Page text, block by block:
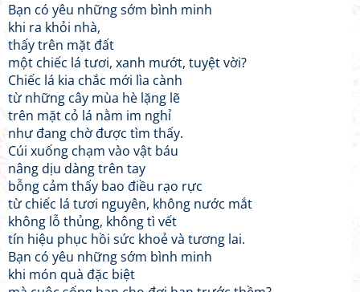
Bạn có yêu những sớm bình minh
khi ra khỏi nhà,
thấy trên mặt đất
một chiếc lá tươi, xanh mướt, tuyệt vời?
Chiếc lá kia chắc mới lìa cành
từ những cây mùa hè lặng lẽ
trên mặt cỏ lá nằm im nghỉ
như đang chờ được tìm thấy.
Cúi xuống chạm vào vật báu
nâng dịu dàng trên tay
bỗng cảm thấy bao điều rạo rực
từ chiếc lá tươi nguyên, không nước mắt
không lỗ thủng, không tì vết
tín hiệu phục hồi sức khoẻ và tương lai.
Bạn có yêu những sớm bình minh
khi món quà đặc biệt